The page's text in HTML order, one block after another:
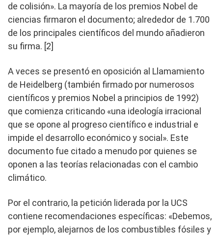
de colisión». La mayoría de los premios Nobel de
ciencias firmaron el documento; alrededor de 1.700
de los principales científicos del mundo añadieron
su firma. [2]
A veces se presentó en oposición al Llamamiento
de Heidelberg (también firmado por numerosos
científicos y premios Nobel a principios de 1992)
que comienza criticando «una ideología irracional
que se opone al progreso científico e industrial e
impide el desarrollo económico y social». Este
documento fue citado a menudo por quienes se
oponen a las teorías relacionadas con el cambio
climático.
Por el contrario, la petición liderada por la UCS
contiene recomendaciones específicas: «Debemos,
por ejemplo, alejarnos de los combustibles fósiles y